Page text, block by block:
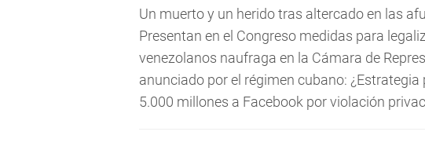
Un muerto y un herido tras altercado en las
Presentan en el Congreso medidas para
venezolanos naufraga en la Cámara de
anunciado por el régimen cubano:
5.000 millones a Facebook por violación